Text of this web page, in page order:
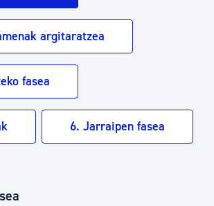
argitaratzea
fasea
6. Jarraipen fasea